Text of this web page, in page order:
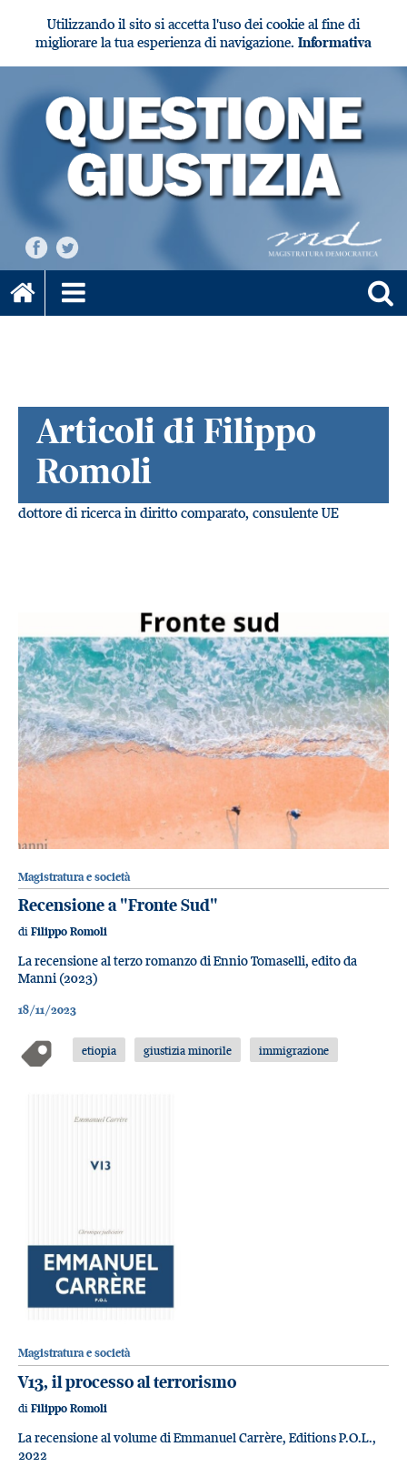
Utilizzando il sito si accetta l'uso dei cookie al fine di
migliorare la tua esperienza di navigazione. Informativa
Articoli di Filippo
Romoli
dottore di ricerca in diritto comparato, consulente UE
Magistratura e società
Recensione a "Fronte Sud"
di Filippo Romoli
La recensione al terzo romanzo di Ennio Tomaselli, edito da
Manni (2023)
18/11/2023
etiopia giustizia minorile immigrazione
Magistratura e società
V13, il processo al terrorismo
di Filippo Romoli
La recensione al volume di Emmanuel Carrère, Editions P.O.L.,
2022